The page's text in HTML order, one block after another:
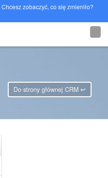
Chcesz zobaczyć, co się zmieniło?
Do strony głównej CRM ↩